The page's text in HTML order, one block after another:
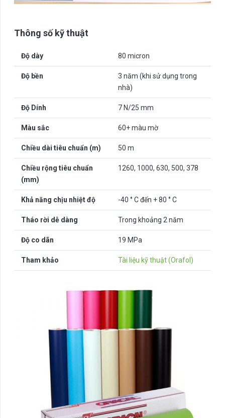
Thông số kỹ thuật
Độ dày 80 micron
Độ bền
3 năm (khi sử dụng trong
nhà)
Độ Dính 7 N/25 mm
Màu sắc 60+ màu mờ
Chiều dài tiêu chuẩn (m) 50 m
Chiều rộng tiêu chuẩn
(mm)
1260, 1000, 630, 500, 378
Khả năng chịu nhiệt độ -40 ° C đến + 80 ° C
Tháo rời dễ dàng Trong khoảng 2 năm
Độ co dãn 19 MPa
Tham khảo Tài liệu kỹ thuật (Orafol)